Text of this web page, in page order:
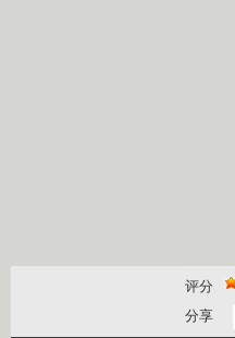
评分
分享